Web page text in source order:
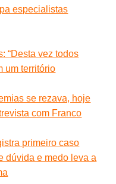
especialistas
“Desta vez todos
um território
se rezava, hoje
com Franco
primeiro caso
dúvida e medo leva a